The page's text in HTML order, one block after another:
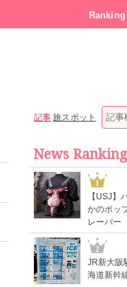
Ranking
記事 旅スポット
News Ranking
1
【USJ】
かのポッ
レーバー
2
JR新大阪
海道新幹